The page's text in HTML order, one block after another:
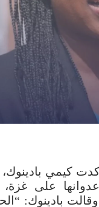
كيمي
على غزة،
وقالت بادينوك: